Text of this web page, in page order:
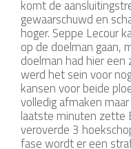
komt de
gewaarschuwd en
hoger. Seppe Lecour
op de doelman gaan,
doelman had hier een
werd het sein voor
kansen voor beide
volledig afmaken
laatste minuten zette
veroverde 3
fase wordt er een